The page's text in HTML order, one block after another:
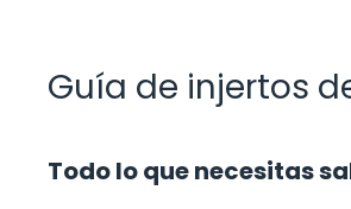
Guía de injertos
Todo lo que necesitas